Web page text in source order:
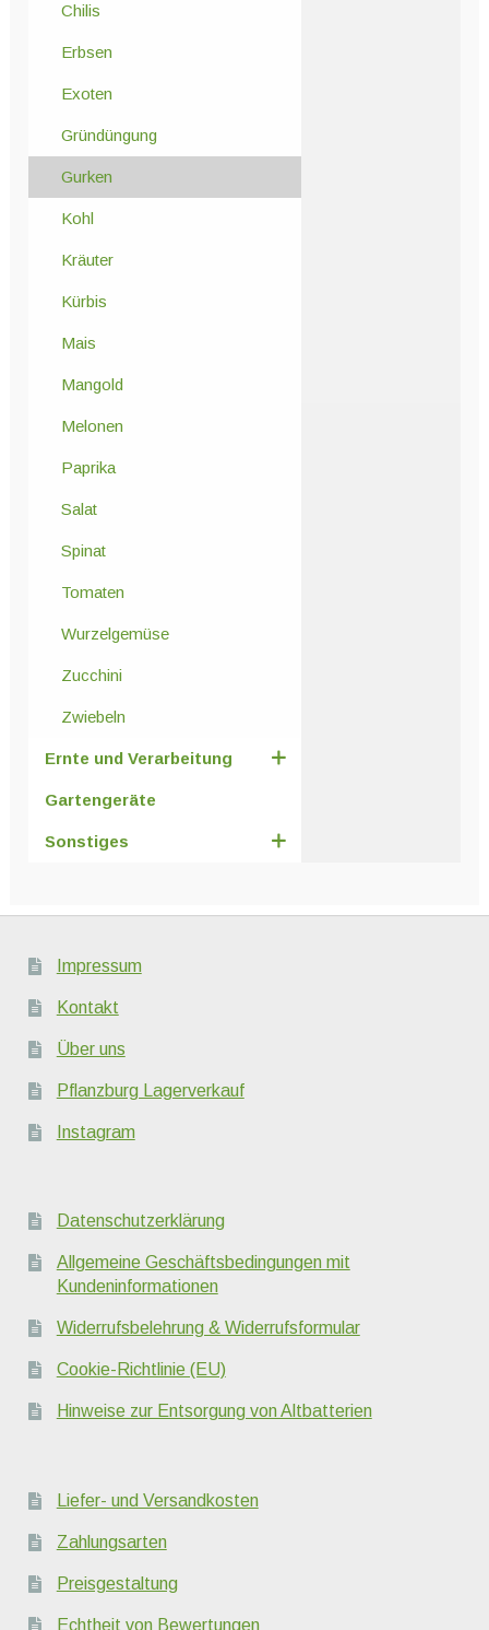
Chilis
Erbsen
Exoten
Gründüngung
Gurken
Kohl
Kräuter
Kürbis
Mais
Mangold
Melonen
Paprika
Salat
Spinat
Tomaten
Wurzelgemüse
Zucchini
Zwiebeln
Ernte und Verarbeitung
Gartengeräte
Sonstiges
Impressum
Kontakt
Über uns
Pflanzburg Lagerverkauf
Instagram
Datenschutzerklärung
Allgemeine Geschäftsbedingungen mit
Kundeninformationen
Widerrufsbelehrung & Widerrufsformular
Cookie-Richtlinie (EU)
Hinweise zur Entsorgung von Altbatterien
Liefer- und Versandkosten
Zahlungsarten
Preisgestaltung
Echtheit von Bewertungen